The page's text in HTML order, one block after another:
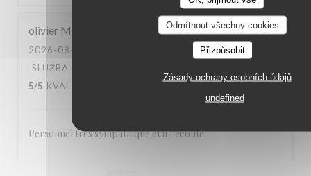
Odmítnout všechny cookies
Přizpůsobit
Zásady ochrany osobních údajů
undefined
olivier M
2026-08-04
SLUŽBA
5/5 KVALITA / CENA
Personnel très sympathique et à l’ecoute